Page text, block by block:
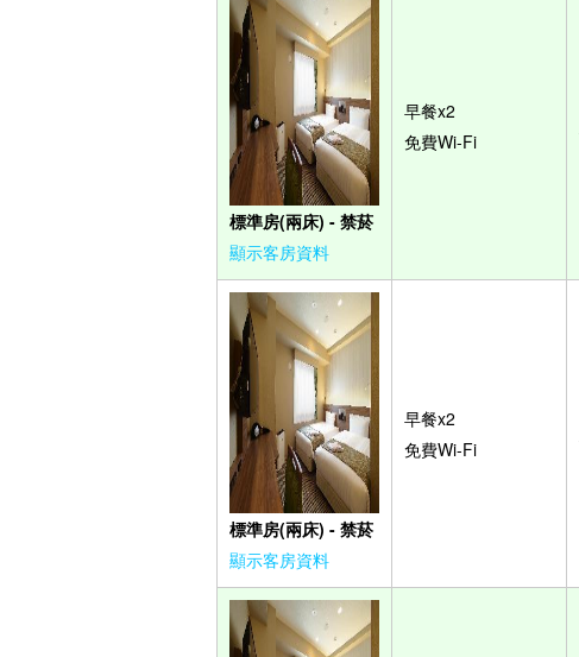
標準房(兩床) - 禁菸
顯示客房資料
早餐x2
免費Wi-Fi
標準房(兩床) - 禁菸
顯示客房資料
早餐x2
免費Wi-Fi